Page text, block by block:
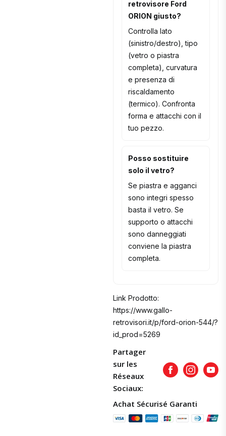
retrovisore Ford
ORION giusto?
Controlla lato
(sinistro/destro), tipo
(vetro o piastra
completa), curvatura
e presenza di
riscaldamento
(termico). Confronta
forma e attacchi con il
tuo pezzo.
Posso sostituire
solo il vetro?
Se piastra e agganci
sono integri spesso
basta il vetro. Se
supporto o attacchi
sono danneggiati
conviene la piastra
completa.
Link Prodotto:
https://www.gallo-
retrovisori.it/p/ford-orion-544/?
id_prod=5269
Partager
sur les
Réseaux
Sociaux:
FacebookInstagram
Achat Sécurisé Garanti